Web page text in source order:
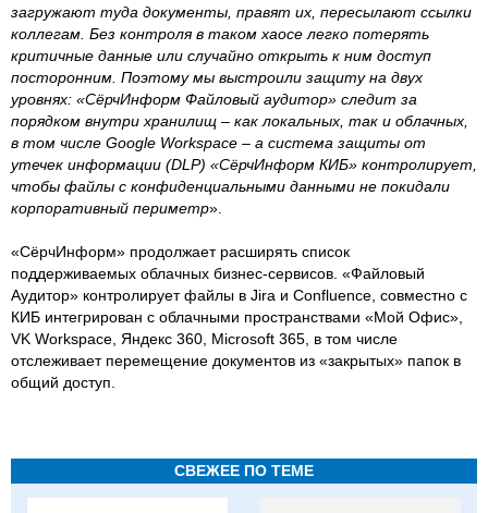
загружают туда документы, правят их, пересылают ссылки
коллегам. Без контроля в таком хаосе легко потерять
критичные данные или случайно открыть к ним доступ
посторонним. Поэтому мы выстроили защиту на двух
уровнях: «СёрчИнформ Файловый аудитор» следит за
порядком внутри хранилищ – как локальных, так и облачных,
в том числе Google Workspace – а система защиты от
утечек информации (DLP) «СёрчИнформ КИБ» контролирует,
чтобы файлы с конфиденциальными данными не покидали
корпоративный периметр».
«СёрчИнформ» продолжает расширять список
поддерживаемых облачных бизнес-сервисов. «Файловый
Аудитор» контролирует файлы в Jira и Confluence, совместно с
КИБ интегрирован с облачными пространствами «Мой Офис»,
VK Workspace, Яндекс 360, Microsoft 365, в том числе
отслеживает перемещение документов из «закрытых» папок в
общий доступ.
СВЕЖЕЕ ПО ТЕМЕ